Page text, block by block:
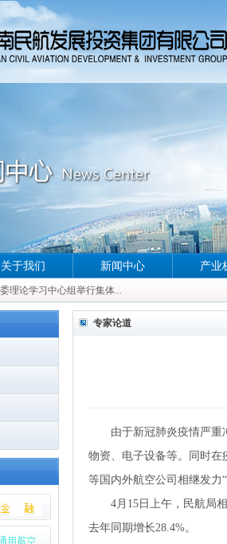
理论学习中心组举行集体...
理论学习中心组举行集体...
理论学习中心组举行集体...
委理论学习中心组举行集体...
关于我们 新闻中心 产业
专家论道
由于新冠肺炎疫情严
物资、电子设备等。同时
等国内外航空公司相继发力“
4月15日上午，民航局
去年同期增长28.4%。